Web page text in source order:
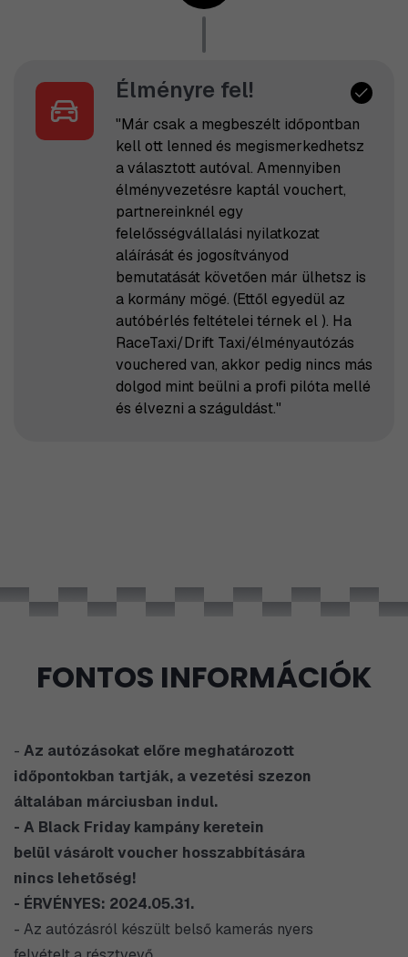
Élményre fel!
"Már csak a megbeszélt időpontban
kell ott lenned és megismerkedhetsz
a választott autóval. Amennyiben
élményvezetésre kaptál vouchert,
partnereinknél egy
felelősségvállalási nyilatkozat
aláírását és jogosítványod
bemutatását követően már ülhetsz is
a kormány mögé. (Ettől egyedül az
autóbérlés feltételei térnek el ). Ha
RaceTaxi/Drift Taxi/élményautózás
vouchered van, akkor pedig nincs más
dolgod mint beülni a profi pilóta mellé
és élvezni a száguldást."
FONTOS INFORMÁCIÓK
- Az autózásokat előre meghatározott
időpontokban tartják, a vezetési szezon
általában márciusban indul.
- A Black Friday kampány keretein
belül vásárolt voucher hosszabbítására
nincs lehetőség!
- ÉRVÉNYES: 2024.05.31.
- Az autózásról készült belső kamerás nyers